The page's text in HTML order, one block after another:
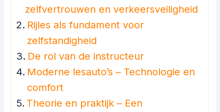
zelfvertrouwen en verkeersveiligheid
Rijles als fundament voor
zelfstandigheid
De rol van de instructeur
Moderne lesauto’s – Technologie en
comfort
Theorie en praktijk – Een